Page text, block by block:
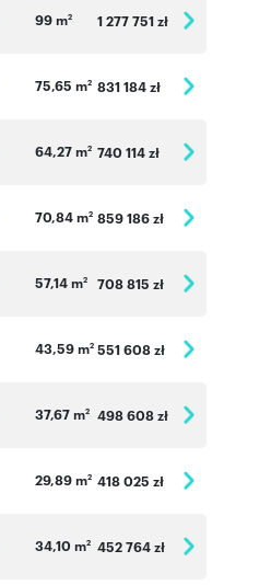
99 m2 1 277 751 zł
75,65 m2 831 184 zł
64,27 m2 740 114 zł
70,84 m2 859 186 zł
57,14 m2 708 815 zł
43,59 m2 551 608 zł
37,67 m2 498 608 zł
29,89 m2 418 025 zł
34,10 m2 452 764 zł